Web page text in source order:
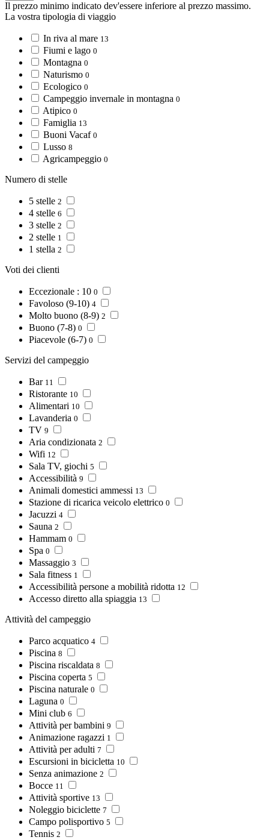
Il prezzo minimo indicato dev'essere inferiore al prezzo massimo.
La vostra tipologia di viaggio
In riva al mare 13
Fiumi e lago 0
Montagna 0
Naturismo 0
Ecologico 0
Campeggio invernale in montagna 0
Atipico 0
Famiglia 13
Buoni Vacaf 0
Lusso 8
Agricampeggio 0
Numero di stelle
5 stelle 2
4 stelle 6
3 stelle 2
2 stelle 1
1 stella 2
Voti dei clienti
Eccezionale : 10 0
Favoloso (9-10) 4
Molto buono (8-9) 2
Buono (7-8) 0
Piacevole (6-7) 0
Servizi del campeggio
Bar 11
Ristorante 10
Alimentari 10
Lavanderia 0
TV 9
Aria condizionata 2
Wifi 12
Sala TV, giochi 5
Accessibilità 9
Animali domestici ammessi 13
Stazione di ricarica veicolo elettrico 0
Jacuzzi 4
Sauna 2
Hammam 0
Spa 0
Massaggio 3
Sala fitness 1
Accessibilità persone a mobilità ridotta 12
Accesso diretto alla spiaggia 13
Attività del campeggio
Parco acquatico 4
Piscina 8
Piscina riscaldata 8
Piscina coperta 5
Piscina naturale 0
Laguna 0
Mini club 6
Attività per bambini 9
Animazione ragazzi 1
Attività per adulti 7
Escursioni in bicicletta 10
Senza animazione 2
Bocce 11
Attività sportive 13
Noleggio biciclette 7
Campo polisportivo 5
Tennis 2